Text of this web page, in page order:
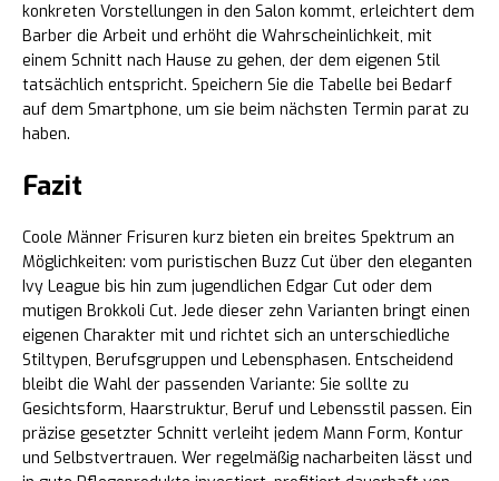
konkreten Vorstellungen in den Salon kommt, erleichtert dem
Barber die Arbeit und erhöht die Wahrscheinlichkeit, mit
einem Schnitt nach Hause zu gehen, der dem eigenen Stil
tatsächlich entspricht. Speichern Sie die Tabelle bei Bedarf
auf dem Smartphone, um sie beim nächsten Termin parat zu
haben.
Fazit
Coole Männer Frisuren kurz bieten ein breites Spektrum an
Möglichkeiten: vom puristischen Buzz Cut über den eleganten
Ivy League bis hin zum jugendlichen Edgar Cut oder dem
mutigen Brokkoli Cut. Jede dieser zehn Varianten bringt einen
eigenen Charakter mit und richtet sich an unterschiedliche
Stiltypen, Berufsgruppen und Lebensphasen. Entscheidend
bleibt die Wahl der passenden Variante: Sie sollte zu
Gesichtsform, Haarstruktur, Beruf und Lebensstil passen. Ein
präzise gesetzter Schnitt verleiht jedem Mann Form, Kontur
und Selbstvertrauen. Wer regelmäßig nacharbeiten lässt und